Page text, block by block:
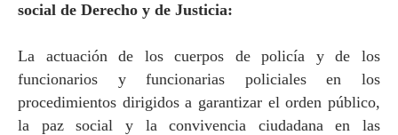
social de Derecho y de Justicia:
La actuación de los cuerpos de policía y de los
funcionarios y funcionarias policiales en los
procedimientos dirigidos a garantizar el orden público,
la paz social y la convivencia ciudadana en las